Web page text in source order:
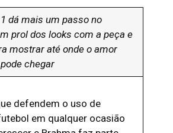
dá mais um passo no
prol dos looks com a peça e
mostrar até onde o amor
chegar
defendem o uso de
em qualquer ocasião